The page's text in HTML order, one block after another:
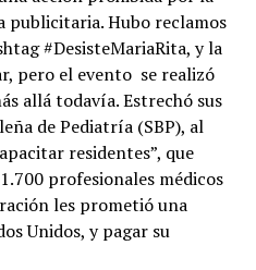
publicitaria. Hubo reclamos
#DesisteMariaRita, y la
pero el evento se realizó
allá todavía. Estrechó sus
de Pediatría (SBP), al
residentes”, que
profesionales médicos
les prometió una
Unidos, y pagar su